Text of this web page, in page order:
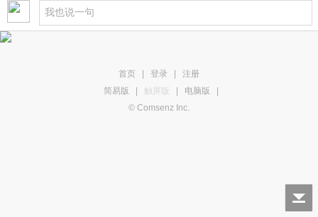
首页 登录
注册
简易版
触屏版 电脑版
© Comsenz Inc.